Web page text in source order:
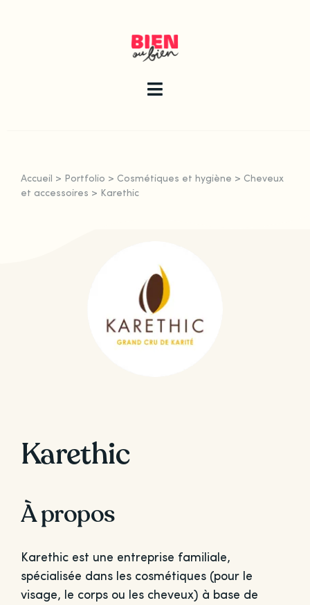
Toggle
Le guide
Qui sommes-nous ?
Accueil > Portfolio > Cosmétiques et hygiène > Cheveux
et accessoires > Karethic
Karethic
À propos
Karethic est une entreprise familiale,
spécialisée dans les cosmétiques (pour le
visage, le corps ou les cheveux) à base de